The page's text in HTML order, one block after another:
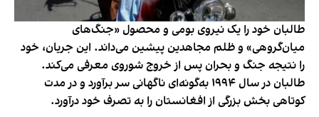
طالبان خود را یک نیروی بومی و محصول «جنگ‌های
میان‌گروهی» و ظلم مجاهدین پیشین می‌داند. این جریان، خود
را نتیجه جنگ و بحران پس از خروج شوروی معرفی می‌کند.
طالبان در سال ۱۹۹۴ به‌گونه‌ای ناگهانی سر برآورد و در مدت
کوتاهی بخش بزرگی از افغانستان را به تصرف خود درآورد.